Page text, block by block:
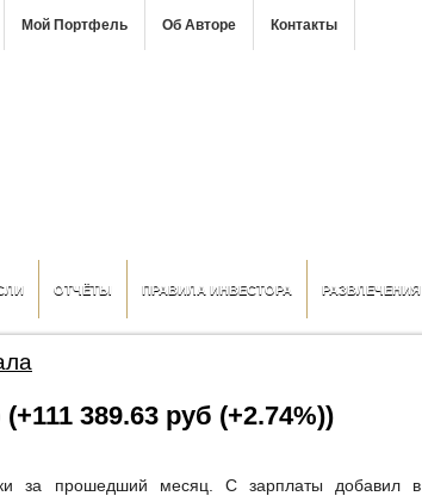
Мой Портфель Об Авторе Контакты
ОТЧЁТЫ ПРАВИЛА ИНВЕСТОРА РАЗВЛЕЧЕНИЯ
389.63 руб (+2.74%))
за прошедший месяц. С зарплаты добавил в